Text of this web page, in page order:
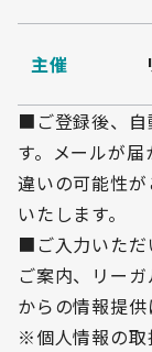
主催
■ご登録後、自
す。メールが
違いの可能性
いたします。
■ご入力いただ
ご案内、リー
からの情報提供
※個人情報の取